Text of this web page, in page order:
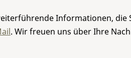
Informationen,
. Wir freuen uns über Ihre